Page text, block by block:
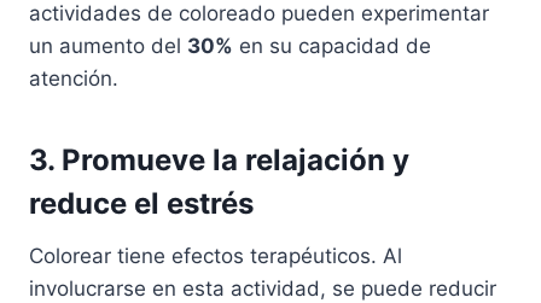
actividades de coloreado pueden experimentar
un aumento del 30% en su capacidad de
atención.
3. Promueve la relajación y
reduce el estrés
Colorear tiene efectos terapéuticos. Al
involucrarse en esta actividad, se puede reducir